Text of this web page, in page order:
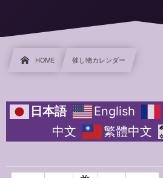
HOME 催し物カレンダー
日本語 English
中文
繁體中文